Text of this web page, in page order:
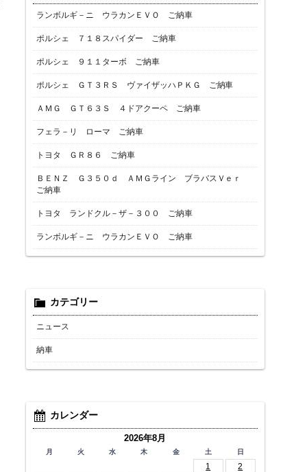
ランボルギ－ニ ウラカンＥＶＯ ご納車
ポルシェ ７１８スパイダー ご納車
ポルシェ ９１１ターボ ご納車
ポルシェ ＧＴ３ＲＳ ヴァイザッハＰＫＧ ご納車
ＡＭＧ ＧＴ６３Ｓ ４ドアクーペ ご納車
フェラ－リ ローマ ご納車
トヨタ ＧＲ８６ ご納車
ＢＥＮＺ Ｇ３５０ｄ ＡＭＧライン ブラバスＶｅｒ
ご納車
トヨタ ランドクル－ザ－３００ ご納車
ランボルギ－ニ ウラカンＥＶＯ ご納車
カテゴリー
ニュース
納車
カレンダー
2026年8月
月 火 水 木 金 土 日
1
2